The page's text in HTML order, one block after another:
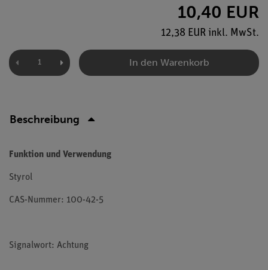
10,40 EUR
12,38 EUR inkl. MwSt.
In den Warenkorb
Beschreibung
Funktion und Verwendung
Styrol
CAS-Nummer: 100-42-5
Signalwort: Achtung